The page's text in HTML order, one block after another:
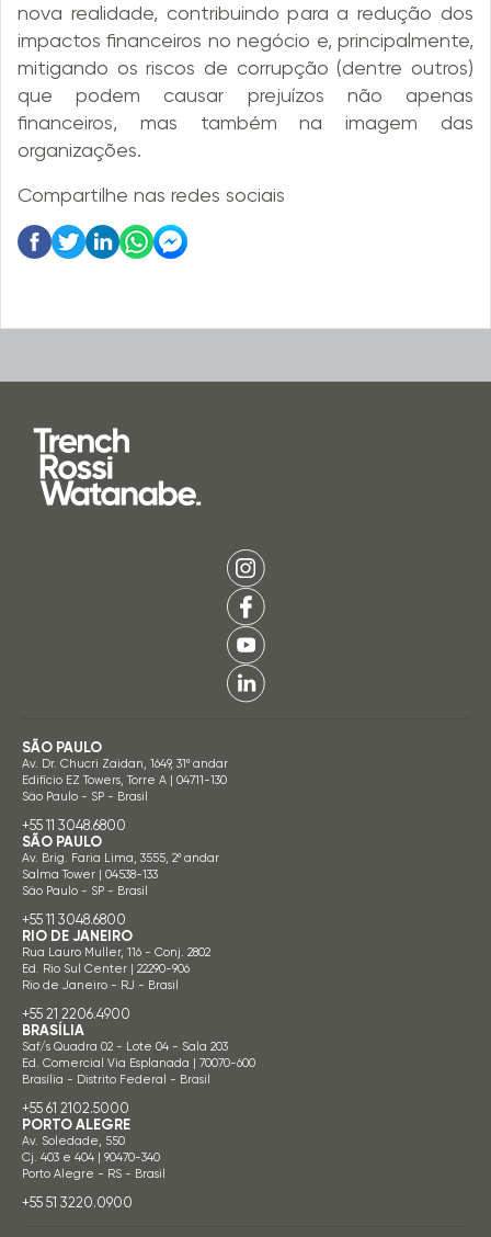
nova realidade, contribuindo para a redução dos
impactos financeiros no negócio e, principalmente,
mitigando os riscos de corrupção (dentre outros)
que podem causar prejuízos não apenas
financeiros, mas também na imagem das
organizações.
Compartilhe nas redes sociais
SÃO PAULO
Av. Dr. Chucri Zaidan, 1649, 31º andar
Edifício EZ Towers, Torre A | 04711-130
São Paulo - SP - Brasil
+55 11 3048.6800
SÃO PAULO
Av. Brig. Faria Lima, 3555, 2º andar
Salma Tower | 04538-133
São Paulo - SP - Brasil
+55 11 3048.6800
RIO DE JANEIRO
Rua Lauro Muller, 116 - Conj. 2802
Ed. Rio Sul Center | 22290-906
Rio de Janeiro - RJ - Brasil
+55 21 2206.4900
BRASÍLIA
Saf/s Quadra 02 - Lote 04 - Sala 203
Ed. Comercial Via Esplanada | 70070-600
Brasília - Distrito Federal - Brasil
+55 61 2102.5000
PORTO ALEGRE
Av. Soledade, 550
Cj. 403 e 404 | 90470-340
Porto Alegre - RS - Brasil
+55 51 3220.0900